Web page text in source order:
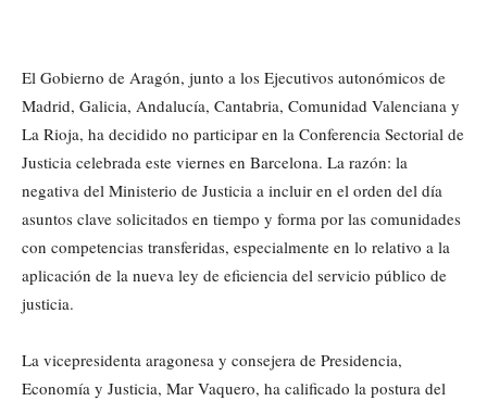
El Gobierno de Aragón, junto a los Ejecutivos autonómicos de
Madrid, Galicia, Andalucía, Cantabria, Comunidad Valenciana y
La Rioja, ha decidido no participar en la Conferencia Sectorial de
Justicia celebrada este viernes en Barcelona. La razón: la
negativa del Ministerio de Justicia a incluir en el orden del día
asuntos clave solicitados en tiempo y forma por las comunidades
con competencias transferidas, especialmente en lo relativo a la
aplicación de la nueva ley de eficiencia del servicio público de
justicia.
La vicepresidenta aragonesa y consejera de Presidencia,
Economía y Justicia, Mar Vaquero, ha calificado la postura del